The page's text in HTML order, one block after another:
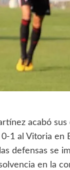
acabó
1 al Vitoria en
defensas se
en la